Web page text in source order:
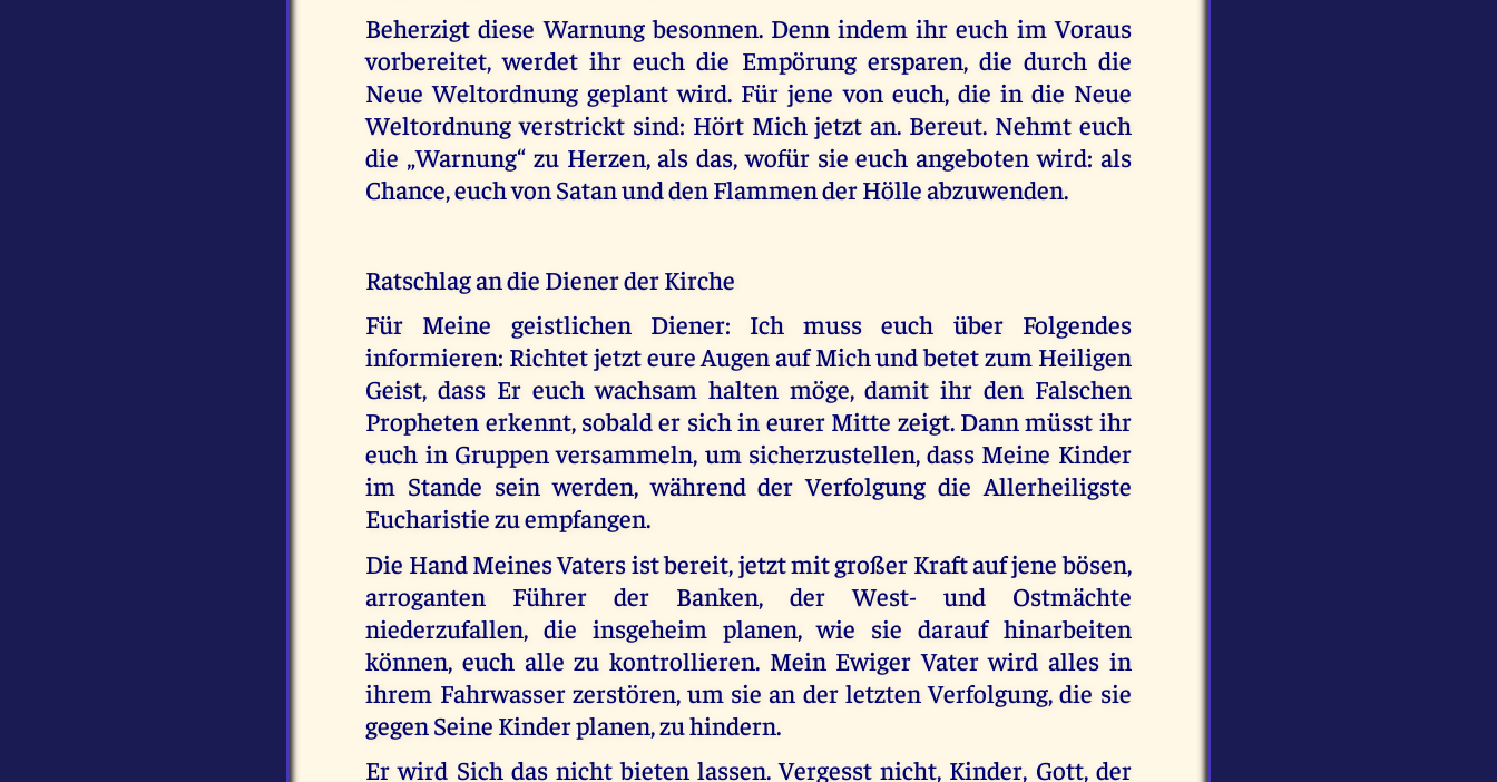
Beherzigt diese Warnung besonnen. Denn indem ihr euch im Voraus
vorbereitet, werdet ihr euch die Empörung ersparen, die durch die
Neue Weltordnung geplant wird. Für jene von euch, die in die Neue
Weltordnung verstrickt sind: Hört Mich jetzt an. Bereut. Nehmt euch
die „Warnung“ zu Herzen, als das, wofür sie euch angeboten wird: als
Chance, euch von Satan und den Flammen der Hölle abzuwenden.
Ratschlag an die Diener der Kirche
Für Meine geistlichen Diener: Ich muss euch über Folgendes
informieren: Richtet jetzt eure Augen auf Mich und betet zum Heiligen
Geist, dass Er euch wachsam halten möge, damit ihr den Falschen
Propheten erkennt, sobald er sich in eurer Mitte zeigt. Dann müsst ihr
euch in Gruppen versammeln, um sicherzustellen, dass Meine Kinder
im Stande sein werden, während der Verfolgung die Allerheiligste
Eucharistie zu empfangen.
Die Hand Meines Vaters ist bereit, jetzt mit großer Kraft auf jene bösen,
arroganten Führer der Banken, der West- und Ostmächte
niederzufallen, die insgeheim planen, wie sie darauf hinarbeiten
können, euch alle zu kontrollieren. Mein Ewiger Vater wird alles in
ihrem Fahrwasser zerstören, um sie an der letzten Verfolgung, die sie
gegen Seine Kinder planen, zu hindern.
Er wird Sich das nicht bieten lassen. Vergesst nicht, Kinder, Gott, der